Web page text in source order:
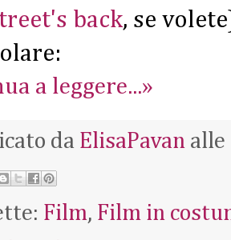
back, se
a leggere...»
da ElisaPavan alle
Film, Film in